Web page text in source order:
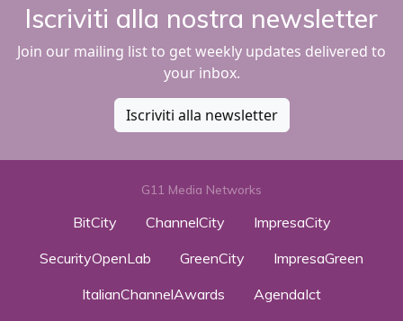
Iscriviti alla nostra newsletter
Join our mailing list to get weekly updates delivered to
your inbox.
Iscriviti alla newsletter
G11 Media Networks
BitCity ChannelCity
ImpresaCity
SecurityOpenLab
GreenCity
ImpresaGreen
ItalianChannelAwards
AgendaIct